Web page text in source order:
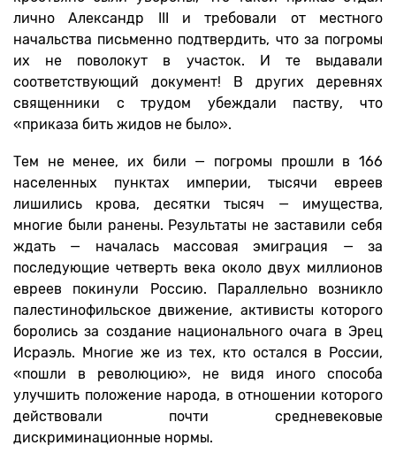
лично Александр III и требовали от местного
начальства письменно подтвердить, что за погромы
их не поволокут в участок. И те выдавали
соответствующий документ! В других деревнях
священники с трудом убеждали паству, что
«приказа бить жидов не было».
Тем не менее, их били — погромы прошли в 166
населенных пунктах империи, тысячи евреев
лишились крова, десятки тысяч — имущества,
многие были ранены. Результаты не заставили себя
ждать — началась массовая эмиграция — за
последующие четверть века около двух миллионов
евреев покинули Россию. Параллельно возникло
палестинофильское движение, активисты которого
боролись за создание национального очага в Эрец
Исраэль. Многие же из тех, кто остался в России,
«пошли в революцию», не видя иного способа
улучшить положение народа, в отношении которого
действовали почти средневековые
дискриминационные нормы.